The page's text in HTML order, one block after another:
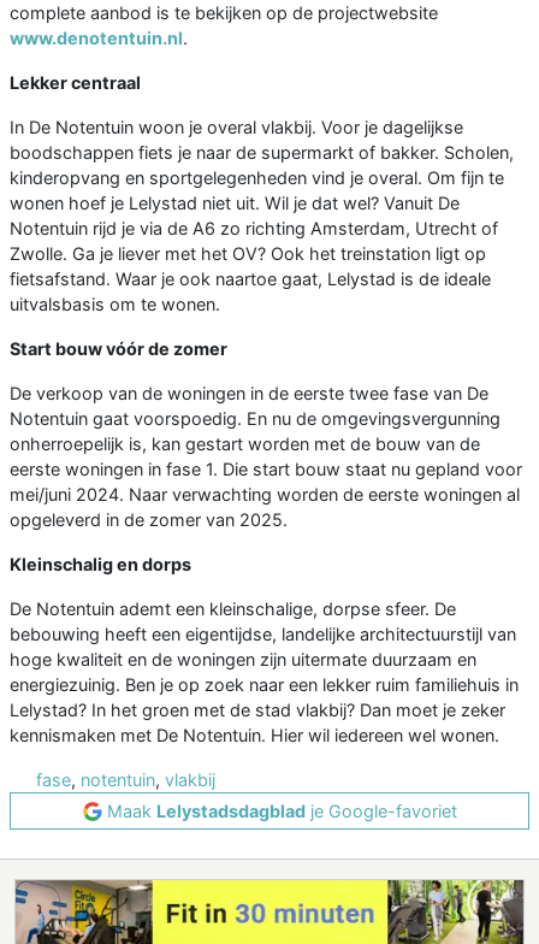
complete aanbod is te bekijken op de projectwebsite
www.denotentuin.nl.
Lekker centraal
In De Notentuin woon je overal vlakbij. Voor je dagelijkse
boodschappen fiets je naar de supermarkt of bakker. Scholen,
kinderopvang en sportgelegenheden vind je overal. Om fijn te
wonen hoef je Lelystad niet uit. Wil je dat wel? Vanuit De
Notentuin rijd je via de A6 zo richting Amsterdam, Utrecht of
Zwolle. Ga je liever met het OV? Ook het treinstation ligt op
fietsafstand. Waar je ook naartoe gaat, Lelystad is de ideale
uitvalsbasis om te wonen.
Start bouw vóór de zomer
De verkoop van de woningen in de eerste twee fase van De
Notentuin gaat voorspoedig. En nu de omgevingsvergunning
onherroepelijk is, kan gestart worden met de bouw van de
eerste woningen in fase 1. Die start bouw staat nu gepland voor
mei/juni 2024. Naar verwachting worden de eerste woningen al
opgeleverd in de zomer van 2025.
Kleinschalig en dorps
De Notentuin ademt een kleinschalige, dorpse sfeer. De
bebouwing heeft een eigentijdse, landelijke architectuurstijl van
hoge kwaliteit en de woningen zijn uitermate duurzaam en
energiezuinig. Ben je op zoek naar een lekker ruim familiehuis in
Lelystad? In het groen met de stad vlakbij? Dan moet je zeker
kennismaken met De Notentuin. Hier wil iedereen wel wonen.
fase, notentuin, vlakbij
Maak Lelystadsdagbladje Google-favoriet